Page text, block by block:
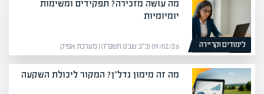
לימודים וקריירה
מה עושה מזכירה? תפקידים ומשימות
יומיומיות
09/02/26 (כ״ב שבט תשפ״ו) | מערכת אפיק
מה זה מימון נדל"ן? המקור ליכולת השקעה